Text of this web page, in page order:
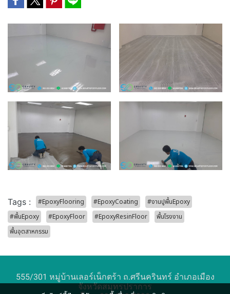
Tags : #EpoxyFlooring #EpoxyCoating
#งานปูพื้นEpoxy
#พื้นEpoxy
#EpoxyFloor #EpoxyResinFloor
พื้นโรงงาน
พื้นอุตสาหกรรม
555/301 หมู่บ้านเลอร์เน็กตร้า ถ.ศรีนครินทร์ อำเภอเมือง
จังหวัดสมุทรปราการ